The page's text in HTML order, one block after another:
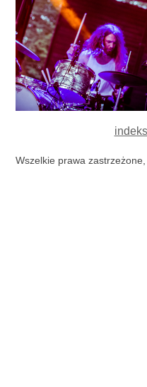
Wszelkie prawa